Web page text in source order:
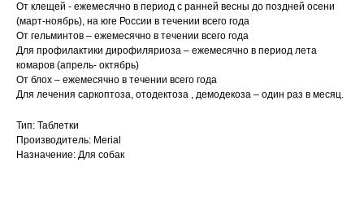
От клещей - ежемесячно в период с ранней весны до поздней осени
(март-ноябрь), на юге России в течении всего года
От гельминтов – ежемесячно в течении всего года
Для профилактики дирофиляриоза – ежемесячно в период лета
комаров (апрель- октябрь)
От блох – ежемесячно в течении всего года
Для лечения саркоптоза, отодектоза , демодекоза – один раз в месяц.
Тип: Таблетки
Производитель: Merial
Назначение: Для собак
Данный сайт носит информационный характер и
не является публичной офертой.
+7 (3452) 57-54-36Заказать звонок
Правила оказания ветеринарной помощи